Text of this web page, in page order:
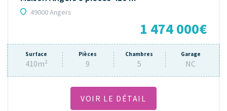
49000 Angers
1 474 000€
Surface
410m²
Pièces
9
Chambres
5
Garage
NC
VOIR LE DÉTAIL